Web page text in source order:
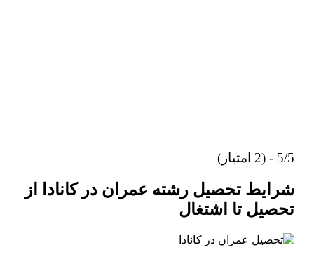
5/5 - (2 امتیاز)
شرایط تحصیل رشته عمران در کانادا از
تحصیل تا اشتغال